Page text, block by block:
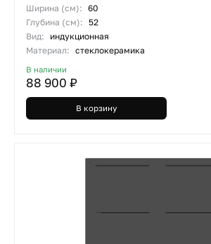
Ширина (см): 60
Глубина (см): 52
Вид:
индукционная
Материал: стеклокерамика
В наличии
88 900 ₽
В корзину